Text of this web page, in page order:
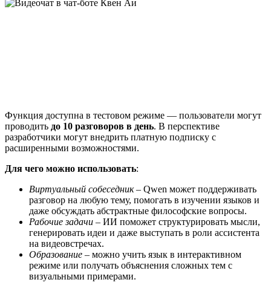
Функция доступна в тестовом режиме — пользователи могут
проводить до 10 разговоров в день. В перспективе
разработчики могут внедрить платную подписку с
расширенными возможностями.
Для чего можно использовать:
Виртуальный собеседник– Qwen может поддерживать
разговор на любую тему, помогать в изучении языков и
даже обсуждать абстрактные философские вопросы.
Рабочие задачи – ИИ поможет структурировать мысли,
генерировать идеи и даже выступать в роли ассистента
на видеовстречах.
Образование – можно учить язык в интерактивном
режиме или получать объяснения сложных тем с
визуальными примерами.